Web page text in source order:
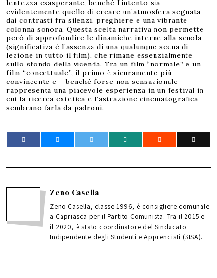
lentezza esasperante, benché l’intento sia
evidentemente quello di creare un’atmosfera segnata
dai contrasti fra silenzi, preghiere e una vibrante
colonna sonora. Questa scelta narrativa non permette
però di approfondire le dinamiche interne alla scuola
(significativa è l’assenza di una qualunque scena di
lezione in tutto il film), che rimane essenzialmente
sullo sfondo della vicenda. Tra un film “normale” e un
film “concettuale”, il primo è sicuramente più
convincente e – benché forse non sensazionale –
rappresenta una piacevole esperienza in un festival in
cui la ricerca estetica e l’astrazione cinematografica
sembrano farla da padroni.
Zeno Casella
Zeno Casella, classe 1996, è consigliere comunale
a Capriasca per il Partito Comunista. Tra il 2015 e
il 2020, è stato coordinatore del Sindacato
Indipendente degli Studenti e Apprendisti (SISA).